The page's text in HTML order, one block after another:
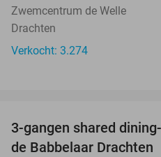
Zwemcentrum de Welle
Drachten
Verkocht: 3.274
3-gangen shared
de Babbelaar Drachten